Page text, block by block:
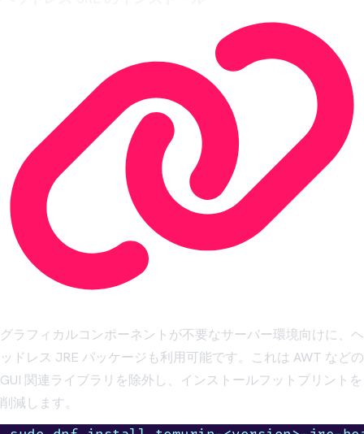
グラフィカルコンポーネントが不要なサーバー環境向けに、ヘ
ッドレス JRE パッケージも利用可能です。これは AWT などの
GUI 関連ライブラリを除外し、インストールフットプリントを
削減します。